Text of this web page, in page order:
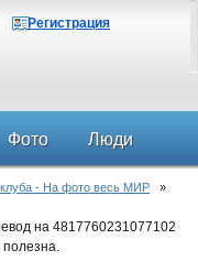
Регистрация
Фото Люди
клуба - На фото весь МИР »
на 4817760231077102